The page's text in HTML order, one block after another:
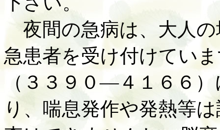
夜間の急病は、大人
急患者を受け付けてい
（３３９０—４１６６
り、喘息発作や発熱等